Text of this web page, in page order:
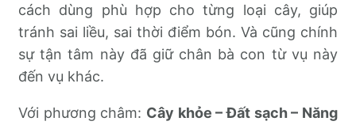
cách dùng phù hợp cho từng loại cây, giúp
tránh sai liều, sai thời điểm bón. Và cũng chính
sự tận tâm này đã giữ chân bà con từ vụ này
đến vụ khác.
Với phương châm: Cây khỏe – Đất sạch – Năng